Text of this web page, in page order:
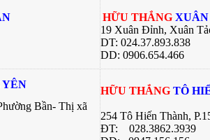
về 2 dòng
bạn có sự
bếp của gia
HỮU THẮNG
19 Xuân Đỉnh, Xuân
DT: 024.37.893.838
DD: 0906.654.466
YÊN
Bần- Thị xã
HỮU THẮNG TÔ
254 Tô Hiến Thành,
ĐT:
028.3862.3939